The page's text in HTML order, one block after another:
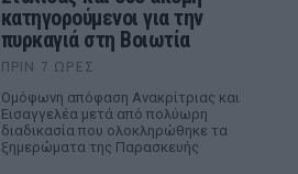
κατηγορούμενοι για την
πυρκαγιά στη Βοιωτία
ΠΡΙΝ 7 ΏΡΕΣ
Ομόφωνη απόφαση Ανακρίτριας και
Εισαγγελέα μετά από πολύωρη
διαδικασία που ολοκληρώθηκε τα
ξημερώματα της Παρασκευής